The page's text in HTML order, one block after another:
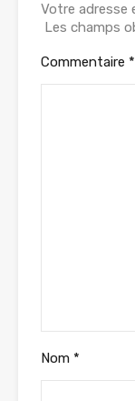
Votre adresse
Les champs
Commentaire *
Nom *